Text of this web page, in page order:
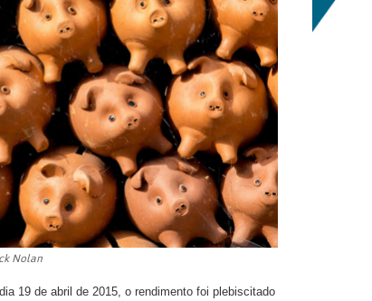
Nolan
19 de abril de 2015, o rendimento foi plebiscitado